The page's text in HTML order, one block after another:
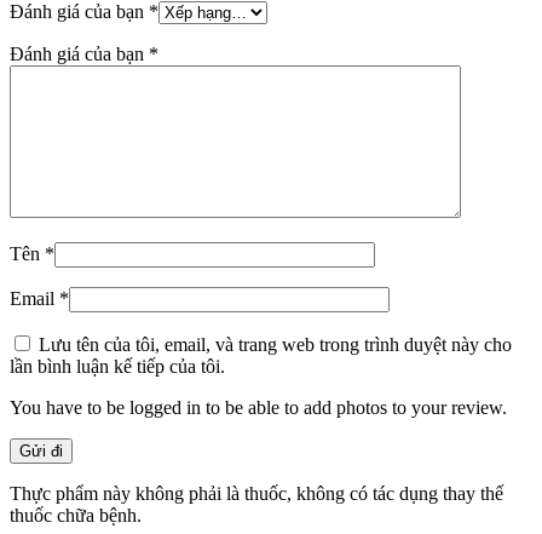
Đánh giá của bạn *
Đánh giá của bạn *
Tên *
Email *
Lưu tên của tôi, email, và trang web trong trình duyệt này cho
lần bình luận kế tiếp của tôi.
You have to be logged in to be able to add photos to your review.
Thực phẩm này không phải là thuốc, không có tác dụng thay thế
thuốc chữa bệnh.